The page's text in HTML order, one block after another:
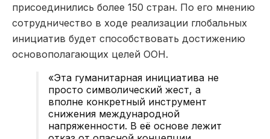
присоединились более 150 стран. По его мнению
сотрудничество в ходе реализации глобальных
инициатив будет способствовать достижению
основополагающих целей ООН.
«Эта гуманитарная инициатива не
просто символический жест, а
вполне конкретный инструмент
снижения международной
напряженности. В её основе лежит